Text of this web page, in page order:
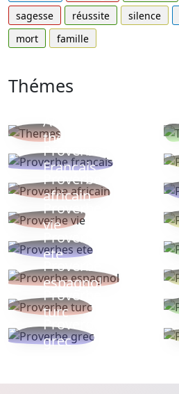
sagesse
réussite silence
mort
famille
Thémes
Autres
thèmes
Proverbe
Français
Proverbe
africain
Proverbe
vie
Proverbes
ete
Proverbe
espagnol
Proverbe
turc
Proverbe
grec